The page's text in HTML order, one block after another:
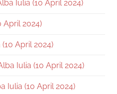
Iulia (10 April 2024)
April 2024)
April 2024)
Iulia (10 April 2024)
Iulia (10 April 2024)